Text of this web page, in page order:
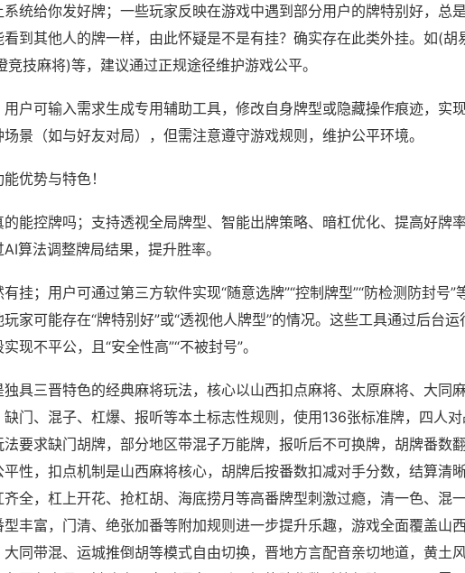
统给你发好牌；一些玩家反映在游戏中遇到部分用户的牌特别好，总
看到其他人的牌一样，由此怀疑是不是有挂？确实存在此类外挂。如(胡
竞技麻将)等，建议通过正规途径维护游戏公平。
户可输入需求生成专用辅助工具，修改自身牌型或隐藏操作痕迹，实
景（如与好友对局），但需注意遵守游戏规则，维护公平环境。
优势与特色！
能控牌吗；支持透视全局牌型、智能出牌策略、暗杠优化、提高好牌
算法调整牌局结果，提升胜率。
挂；用户可通过第三方软件实现“随意选牌”“控制牌型”“防检测防封号”
家可能存在“牌特别好”或“透视他人牌型”的情况。这些工具通过后台运
现不平公，且“安全性高”“不被封号”。
具三晋特色的经典麻将玩法，核心以山西扣点麻将、太原麻将、大同
门、混子、杠爆、报听等本土标志性规则，使用136张标准牌，四人
要求缺门胡牌，部分地区带混子万能牌，报听后不可换牌，胡牌番数
性，扣点机制是山西麻将核心，胡牌后按番数扣减对手分数，结算清
全，杠上开花、抢杠胡、海底捞月等高番牌型刺激过瘾，清一色、混
型丰富，门清、绝张加番等附加规则进一步提升乐趣，游戏全面覆盖山
大同带混、运城推倒胡等模式自由切换，晋地方言配音亲切地道，黄土